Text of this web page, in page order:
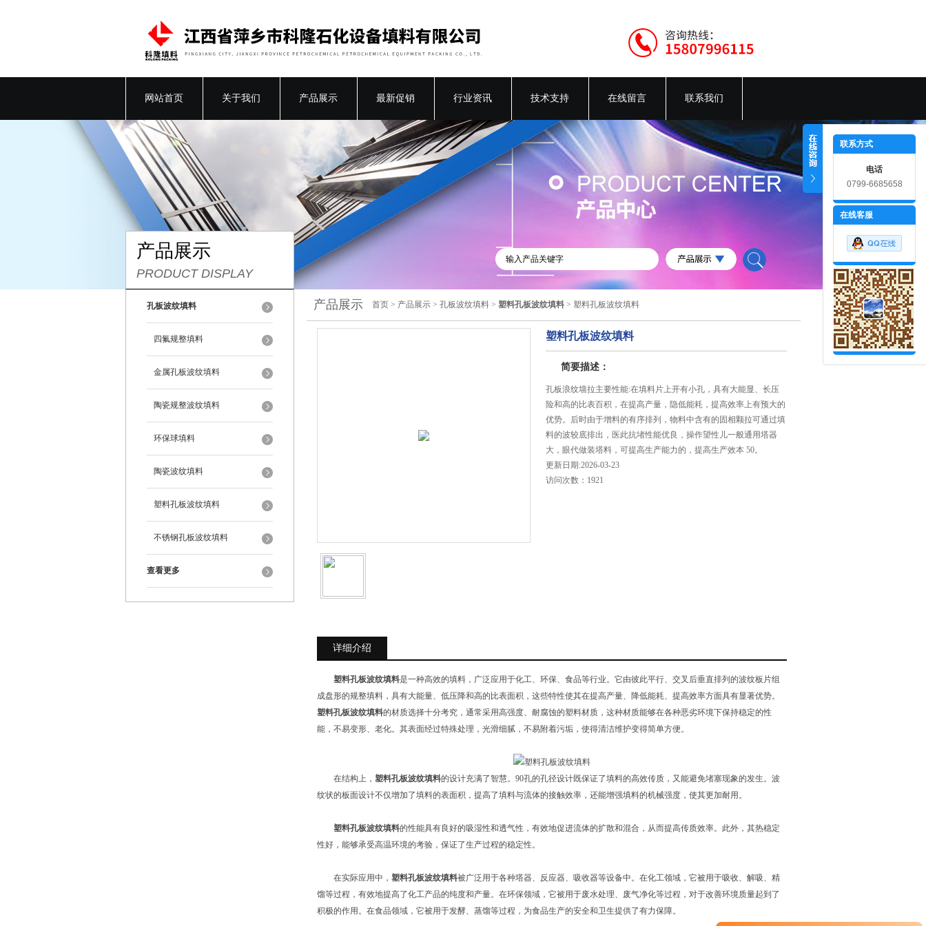
网站首页 关于我们 产品展示 最新促销 行业资讯 技术支持 在线留言 联系我们
产品展示
PRODUCT DISPLAY
孔板波纹填料
四氟规整填料
金属孔板波纹填料
陶瓷规整波纹填料
环保球填料
陶瓷波纹填料
塑料孔板波纹填料
不锈钢孔板波纹填料
查看更多
产品展示 首页 > 产品展示 > 孔板波纹填料 > 塑料孔板波纹填料 > 塑料孔板波纹填料
塑料孔板波纹填料
简要描述：
孔板浪纹墙拉主要性能:在填料片上开有小孔，具有大能显、长压
险和高的比表百积，在提高产量，隐低能耗，提高效率上有预大的
优势。后时由于增料的有序排列，物料中含有的固相颗拉可通过填
料的波较底排出，医此抗堵性能优良，操作望性儿一般通用塔器
大，眼代做装塔料，可提高生产能力的，提高生产效本 50。
更新日期:2026-03-23
访问次数：1921
详细介绍
塑料孔板波纹填料是一种高效的填料，‌广泛应用于化工、‌环保、‌食品等行业。‌它由彼此平行、‌交叉后垂直排列的波纹板片组
成盘形的规整填料，‌具有大能量、‌低压降和高的比表面积，‌这些特性使其在提高产量、‌降低能耗、‌提高效率方面具有显著优势。‌
塑料孔板波纹填料的材质选择十分考究，‌通常采用高强度、‌耐腐蚀的塑料材质，‌这种材质能够在各种恶劣环境下保持稳定的性
能，‌不易变形、‌老化。‌其表面经过特殊处理，‌光滑细腻，‌不易附着污垢，‌使得清洁维护变得简单方便。‌
在结构上，‌ 塑料孔板波纹填料的设计充满了智慧。‌90孔的孔径设计既保证了填料的高效传质，‌又能避免堵塞现象的发生。‌波
纹状的板面设计不仅增加了填料的表面积，‌提高了填料与流体的接触效率，‌还能增强填料的机械强度，‌使其更加耐用。‌
塑料孔板波纹填料的性能具有良好的吸湿性和透气性，‌有效地促进流体的扩散和混合，‌从而提高传质效率。‌此外，‌其热稳定
性好，‌能够承受高温环境的考验，‌保证了生产过程的稳定性。‌
在实际应用中，‌ 塑料孔板波纹填料被广泛用于各种塔器、‌反应器、‌吸收器等设备中。‌在化工领域，‌它被用于吸收、‌解吸、‌精
馏等过程，‌有效地提高了化工产品的纯度和产量。‌在环保领域，‌它被用于废水处理、‌废气净化等过程，‌对于改善环境质量起到了
积极的作用。‌在食品领域，‌它被用于发酵、‌蒸馏等过程，‌为食品生产的安全和卫生提供了有力保障。
联系方式
电话
0799-6685658
在线客服